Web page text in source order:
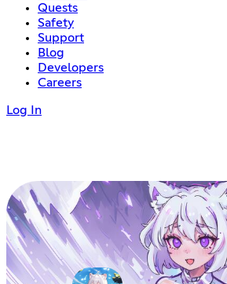
Quests
Safety
Support
Blog
Developers
Careers
Log In